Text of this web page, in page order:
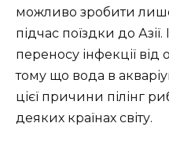
можливо зробити
підчас поїздки до Азії.
переносу інфекції від
тому що вода в
цієї причини пілінг
деяких країнах світу.